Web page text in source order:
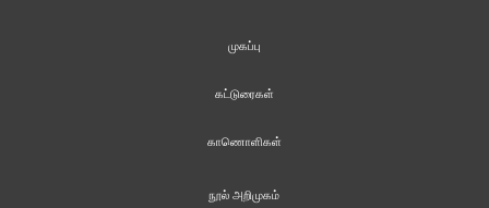
முகப்பு
கட்டுரைகள்
காணொளிகள்
நூல் அறிமுகம்